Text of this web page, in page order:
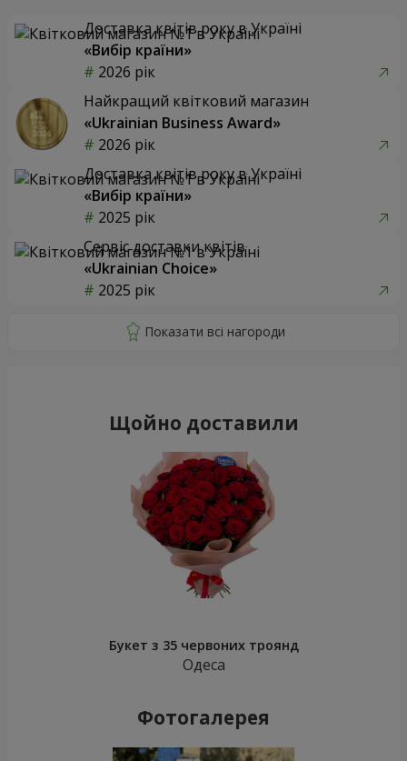
Доставка квітів року в Україні
«Вибір країни»
2026 рік
Найкращий квітковий магазин
«Ukrainian Business Award»
2026 рік
Доставка квітів року в Україні
«Вибір країни»
2025 рік
Сервіс доставки квітів
«Ukrainian Choice»
2025 рік
Щойно доставили
Букет з 35 червоних троянд
Одеса
Фотогалерея